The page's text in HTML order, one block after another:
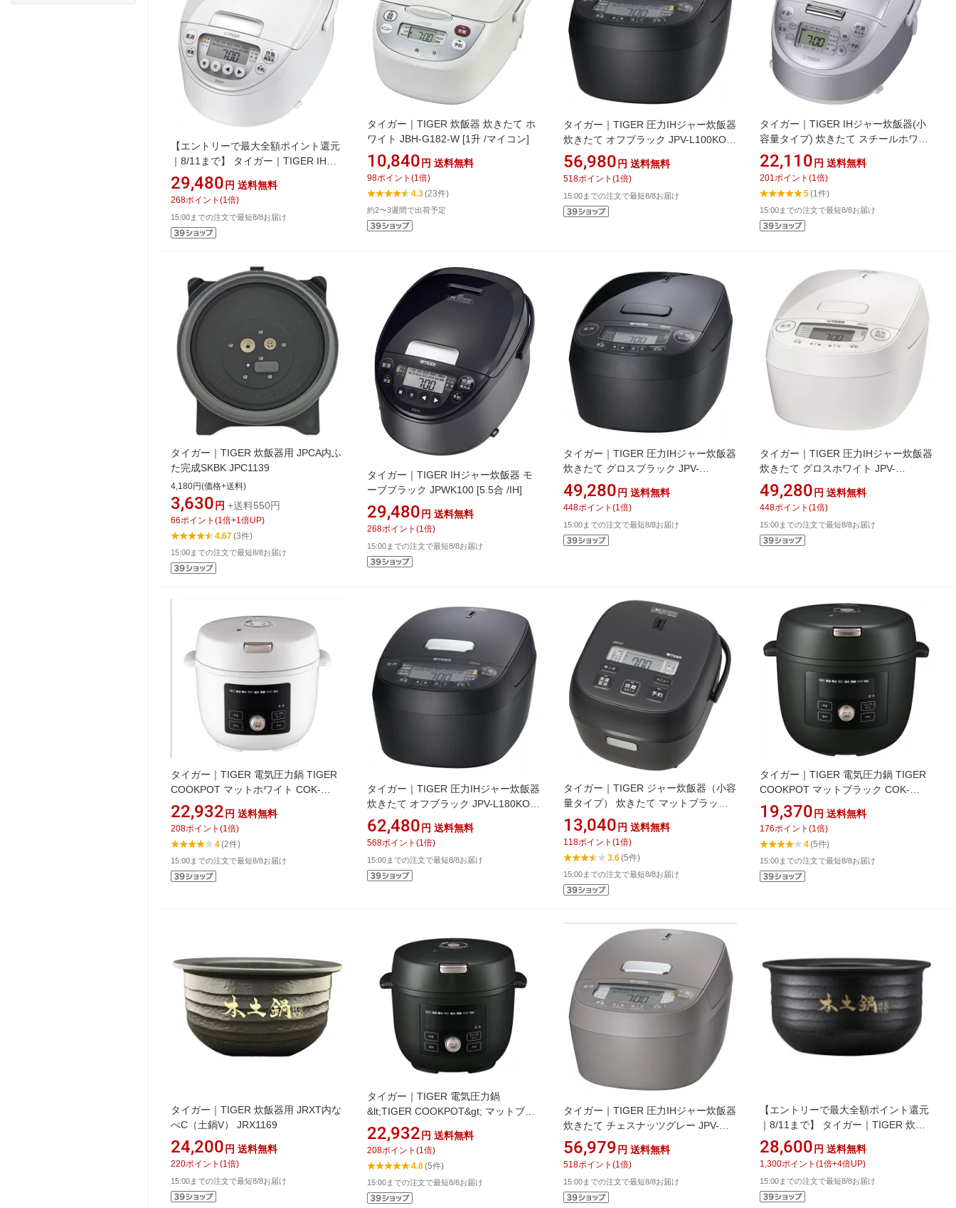
【エントリーで最大全額ポイント還元
｜8/11まで】 タイガー｜TIGER IHジ
ャー炊飯器 ピュアホワイト JPWK100
[5.5合 /IH]
29,480 円 送料無料
268ポイント (1倍)
15:00までの注文で最短8/8お届け
タイガー｜TIGER 炊飯器 炊きたて ホ
ワイト JBH-G182-W [1升 /マイコン]
10,840 円 送料無料
98ポイント (1倍)
4.3(23件)
約2〜3週間で出荷予定
タイガー｜TIGER 圧力IHジャー炊飯器
炊きたて オフブラック JPV-L100KO
[5.5合 /圧力IH]
56,980 円 送料無料
518ポイント (1倍)
15:00までの注文で最短8/8お届け
タイガー｜TIGER IHジャー炊飯器(小
容量タイプ) 炊きたて スチールホワイ
ト JPF-G055WL [3合 /IH]
22,110 円 送料無料
201ポイント (1倍)
5(1件)
15:00までの注文で最短8/8お届け
タイガー｜TIGER 炊飯器用 JPCA内ふ
た完成SKBK JPC1139
4,180円(価格+送料)
3,630 円 +送料550円
66ポイント (1倍+1倍UP)
4.67(3件)
15:00までの注文で最短8/8お届け
タイガー｜TIGER IHジャー炊飯器 モ
ーブブラック JPWK100 [5.5合 /IH]
29,480 円 送料無料
268ポイント (1倍)
15:00までの注文で最短8/8お届け
タイガー｜TIGER 圧力IHジャー炊飯器
炊きたて グロスブラック JPV-
M100KG [5.5合 /圧力IH]
49,280 円 送料無料
448ポイント (1倍)
15:00までの注文で最短8/8お届け
タイガー｜TIGER 圧力IHジャー炊飯器
炊きたて グロスホワイト JPV-
M100WG [5.5合 /圧力IH]
49,280 円 送料無料
448ポイント (1倍)
15:00までの注文で最短8/8お届け
タイガー｜TIGER 電気圧力鍋 TIGER
COOKPOT マットホワイト COK-
B220WM
22,932 円 送料無料
208ポイント (1 倍)
4(2件)
15:00までの注文で最短8/8お届け
タイガー｜TIGER 圧力IHジャー炊飯器
炊きたて オフブラック JPV-L180KO
[1升 /圧力IH]
62,480 円 送料無料
568ポイント (1倍)
15:00までの注文で最短8/8お届け
タイガー｜TIGER ジャー炊飯器（小容
量タイプ） 炊きたて マットブラック
JBS-G055 [3合 /マイコン]
13,040 円 送料無料
118ポイント (1倍)
3.6(5件)
15:00までの注文で最短8/8お届け
タイガー｜TIGER 電気圧力鍋 TIGER
COOKPOT マットブラック COK-
B400KM
19,370 円 送料無料
176ポイント (1 倍)
4(5件)
15:00までの注文で最短8/8お届け
タイガー｜TIGER 炊飯器用 JRXT内な
べC（土鍋V） JRX1169
24,200 円 送料無料
220ポイント (1倍)
15:00までの注文で最短8/8お届け
タイガー｜TIGER 電気圧力鍋
&lt;TIGER COOKPOT&gt; マットブラ
ック COK-B220KM
22,932 円 送料無料
208ポイント (1 倍)
4.8(5件)
15:00までの注文で最短8/8お届け
タイガー｜TIGER 圧力IHジャー炊飯器
炊きたて チェスナッツグレー JPV-
L100HC [5.5合 /圧力IH]
56,979 円 送料無料
518ポイント (1倍)
15:00までの注文で最短8/8お届け
【エントリーで最大全額ポイント還元
｜8/11まで】 タイガー｜TIGER 炊飯
器用 JRXT内なべS（土鍋V）
JRX1081
28,600 円 送料無料
1,300ポイント (1倍+4倍UP)
15:00までの注文で最短8/8お届け